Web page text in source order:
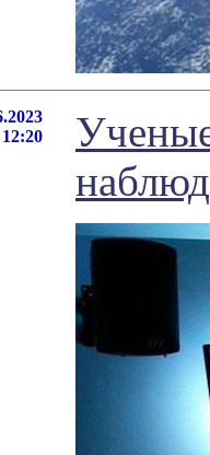
12:20